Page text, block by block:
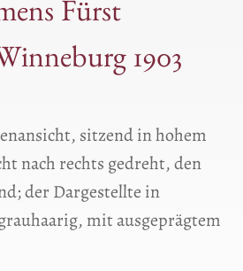
Fürst
1903
sitzend in hohem
nach rechts gedreht, den
der Dargestellte in
mit ausgeprägtem